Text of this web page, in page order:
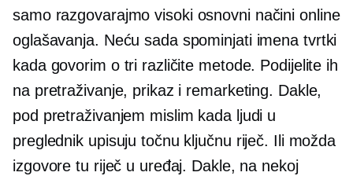
samo razgovarajmovisokiosnovni načini online
oglašavanja. Neću sada spominjati imena tvrtki
kada govorim o tri različite metode. Podijelite ih
na pretraživanje, prikaz i remarketing. Dakle,
pod pretraživanjem mislim kada ljudi u
preglednik upisuju točnu ključnu riječ. Ili možda
izgovore tu riječ u uređaj. Dakle, na nekoj